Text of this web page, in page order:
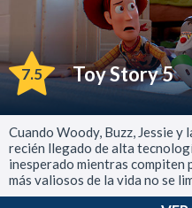
7.5 Toy Story 5
Cuando Woody, Buzz, Jessie y
recién llegado de alta
inesperado mientras compiten
más valiosos de la vida no se